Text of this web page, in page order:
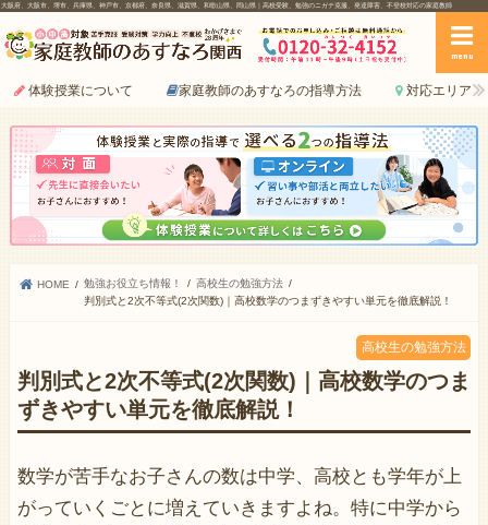
大阪府、大阪市、堺市、兵庫県、神戸市、京都府、奈良県、滋賀県、和歌山県、岡山県｜高校受験、勉強のニガテ克服、発達障害、不登校対応の家庭教師
menu
体験授業について 家庭教師のあすなろの指導方法 対応エリア
HOME 勉強お役立ち情報！
高校生の勉強方法
判別式と2次不等式(2次関数)｜高校数学のつまずきやすい単元を徹底解説！
高校生の勉強方法
判別式と2次不等式(2次関数)｜高校数学のつま
ずきやすい単元を徹底解説！
数学が苦手なお子さんの数は中学、高校とも学年が上
がっていくごとに増えていきますよね。特に中学から